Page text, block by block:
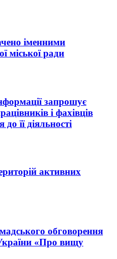
іменними
міської ради
запрошує
і фахівців
її діяльності
активних
обговорення
«Про вищу